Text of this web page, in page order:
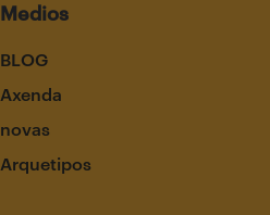
Medios
BLOG
Axenda
novas
Arquetipos